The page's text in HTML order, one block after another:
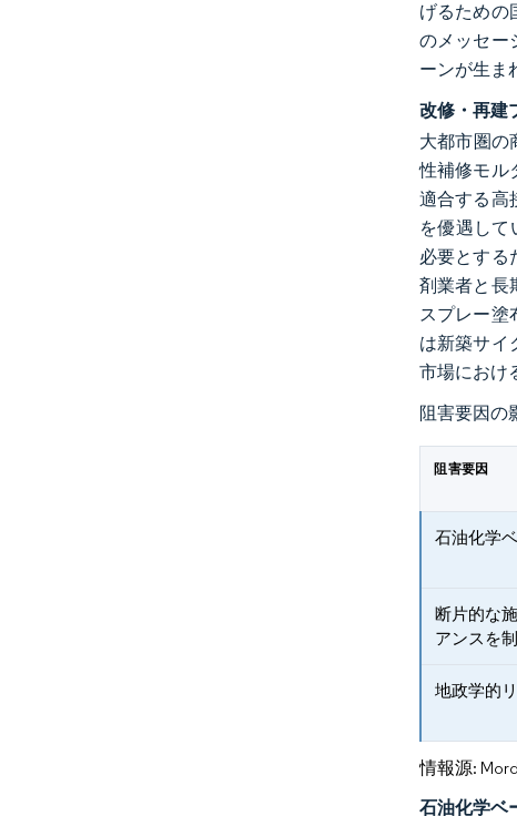
げるための
のメッセー
ーンが生ま
改修・再建
大都市圏の
性補修モル
適合する高
を優遇して
必要とする
剤業者と長
スプレー塗
は新築サイ
市場におけ
阻害要因の
阻害要因
石油化学
断片的な
アンスを
地政学的
情報源:
石油化学ベ